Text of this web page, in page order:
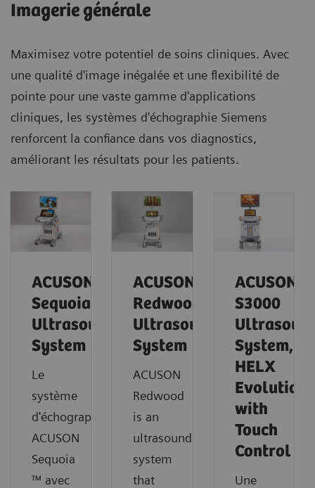
Imagerie générale
Maximisez votre potentiel de soins cliniques. Avec
une qualité d'image inégalée et une flexibilité de
pointe pour une vaste gamme d'applications
cliniques, les systèmes d'échographie Siemens
renforcent la confiance dans vos diagnostics,
améliorant les résultats pour les patients.
ACUSON
Sequoia™
Ultrasound
System
Le
système
d'échographie
ACUSON
Sequoia
™ avec
ACUSON
Redwood
Ultrasound
System
ACUSON
Redwood
is an
ultrasound
system
that
ACUSON
S3000
System,
HELX
Evolution
with
Touch
Control
Une